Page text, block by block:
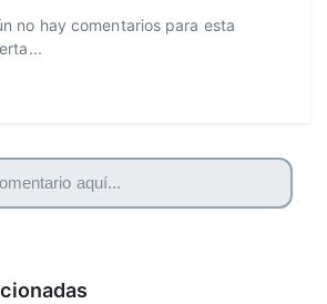
no hay comentarios para esta